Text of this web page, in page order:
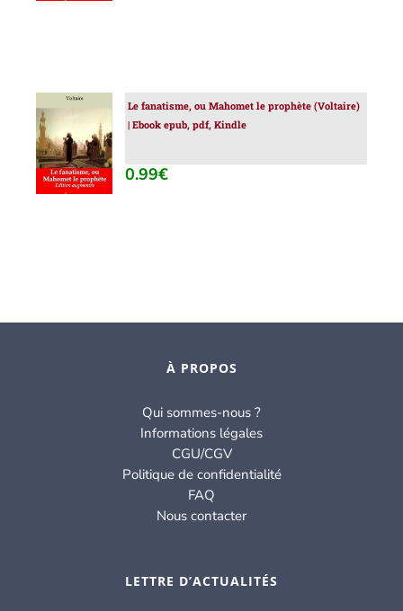
AJOUTER
AU
PANIER
/
DÉTAILS
Le fanatisme, ou Mahomet le prophète (Voltaire)
| Ebook epub, pdf, Kindle
0.99€
À PROPOS
Qui sommes-nous ?
Informations légales
CGU/CGV
Politique de confidentialité
FAQ
Nous contacter
LETTRE D’ACTUALITÉS